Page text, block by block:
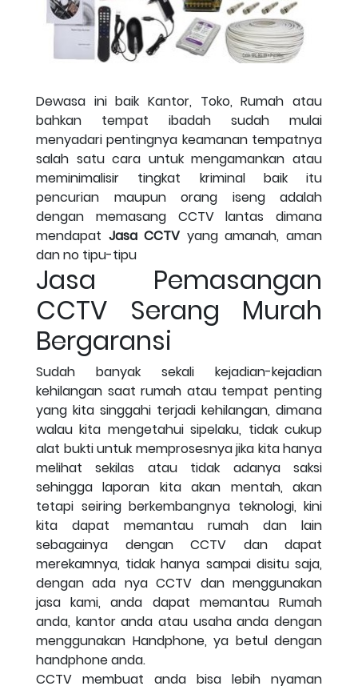
Dewasa ini baik Kantor, Toko, Rumah atau
bahkan tempat ibadah sudah mulai
menyadari pentingnya keamanan tempatnya
salah satu cara untuk mengamankan atau
meminimalisir tingkat kriminal baik itu
pencurian maupun orang iseng adalah
dengan memasang CCTV lantas dimana
mendapat Jasa CCTV yang amanah, aman
dan no tipu-tipu
Jasa Pemasangan
CCTV Serang Murah
Bergaransi
Sudah banyak sekali kejadian-kejadian
kehilangan saat rumah atau tempat penting
yang kita singgahi terjadi kehilangan, dimana
walau kita mengetahui sipelaku, tidak cukup
alat bukti untuk memprosesnya jika kita hanya
melihat sekilas atau tidak adanya saksi
sehingga laporan kita akan mentah, akan
tetapi seiring berkembangnya teknologi, kini
kita dapat memantau rumah dan lain
sebagainya dengan CCTV dan dapat
merekamnya, tidak hanya sampai disitu saja,
dengan ada nya CCTV dan menggunakan
jasa kami, anda dapat memantau Rumah
anda, kantor anda atau usaha anda dengan
menggunakan Handphone, ya betul dengan
handphone anda.
CCTV membuat anda bisa lebih nyaman